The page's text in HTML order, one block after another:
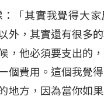
「其實我覺得大
外，其實還有很多
，他必須要支出的
個費用。這個我覺
地方，因為當你如